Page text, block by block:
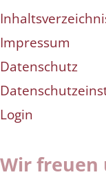
Impressum
Datenschutz
Login
Wir freuen